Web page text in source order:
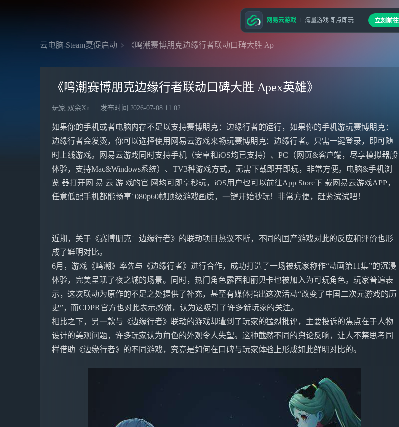
云电脑-Steam夏促启动 《鸣潮赛博朋克边缘行者联动口碑大胜 Ap
《鸣潮赛博朋克边缘行者联动口碑大胜 Apex英雄》
玩家 双余Xn 发布时间 2026-07-08 11:02
如果你的手机或者电脑内存不足以支持赛博朋克：边缘行者的运行，如果你的手机游玩赛博朋克：
边缘行者会发烫，你可以选择使用网易云游戏来畅玩赛博朋克：边缘行者。只需一键登录，即可随
时上线游戏。网易云游戏同时支持手机（安卓和iOS均已支持）、PC（网页&客户端，尽享模拟器般
体验，支持Mac&Windows系统）、TV3种游戏方式，无需下载即开即玩，非常方便。电脑&手机浏
览 器打开网 易 云 游 戏的官 网均可即享秒玩，iOS用户也可以前往App Store下 载网易云游戏APP，
任意低配手机都能畅享1080p60帧顶级游戏画质，一键开始秒玩！非常方便，赶紧试试吧！
近期，关于《赛博朋克：边缘行者》的联动项目热议不断，不同的国产游戏对此的反应和评价也形
成了鲜明对比。
6月，游戏《鸣潮》率先与《边缘行者》进行合作，成功打造了一场被玩家称作“动画第11集”的沉浸
体验，完美呈现了夜之城的场景。同时，热门角色露西和丽贝卡也被加入为可玩角色。玩家普遍表
示，这次联动为原作的不足之处提供了补充，甚至有媒体指出这次活动“改变了中国二次元游戏的历
史”，而CDPR官方也对此表示感谢，认为这吸引了许多新玩家的关注。
相比之下，另一款与《边缘行者》联动的游戏却遭到了玩家的猛烈批评，主要投诉的焦点在于人物
设计的美观问题，许多玩家认为角色的外观令人失望。这种截然不同的舆论反响，让人不禁思考同
样借助《边缘行者》的不同游戏，究竟是如何在口碑与玩家体验上形成如此鲜明对比的。
网易云游戏 海量游戏 即点即玩 立刻前往